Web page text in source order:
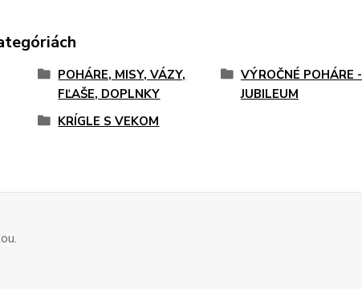
POHÁRE, MISY, VÁZY,
FĽAŠE, DOPLNKY
VÝROČNÉ POHÁRE -
JUBILEUM
KRÍGLE S VEKOM